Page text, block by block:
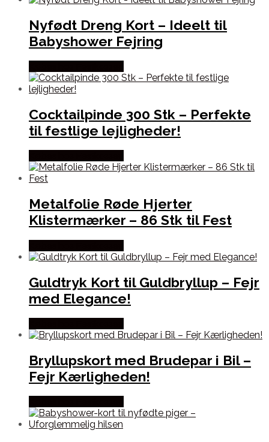
Nyfødt Dreng Kort – Ideelt til
Babyshower Fejring
Cocktailpinde 300 Stk – Perfekte
til festlige lejligheder!
Metalfolie Røde Hjerter
Klistermærker – 86 Stk til Fest
Guldtryk Kort til Guldbryllup – Fejr
med Elegance!
Bryllupskort med Brudepar i Bil –
Fejr Kærligheden!